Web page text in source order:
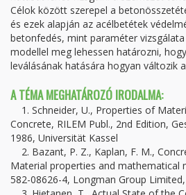
Célok között szerepel a
és ezek alapján az acélbetétek
betonfedés, mint paraméter
modellel meg lehessen határozni,
leválásának hatására hogyan változik
A TÉMA MEGHATÁROZÓ IRODALMA:
1. Schneider, U., Properties of
Concrete, RILEM Publ., 2nd Edition,
1986, Universität Kassel
2. Bazant, P. Z., Kaplan, F. M.,
Material properties and mathematical
582-08626-4, Longman Group